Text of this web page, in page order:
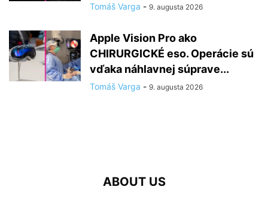
Tomáš Varga - 9. augusta 2026
Apple Vision Pro ako
CHIRURGICKÉ eso. Operácie sú
vďaka náhlavnej súprave...
Tomáš Varga - 9. augusta 2026
ABOUT US